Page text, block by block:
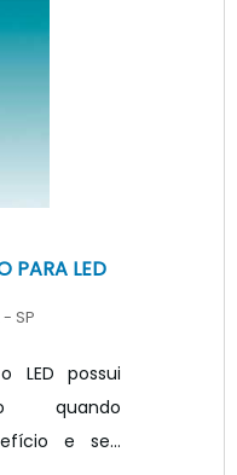
para
3M em sua
sua parte
PARA LED
SP
LED possui
quando
e seu